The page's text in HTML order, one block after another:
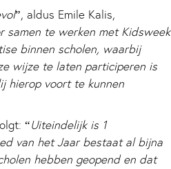
”, aldus Emile Kalis,
samen te werken met Kidsweek
binnen scholen, waarbij
wijze te laten participeren is
hierop voort te kunnen
“Uiteindelijk is 1
van het Jaar bestaat al bijna
hebben geopend en dat